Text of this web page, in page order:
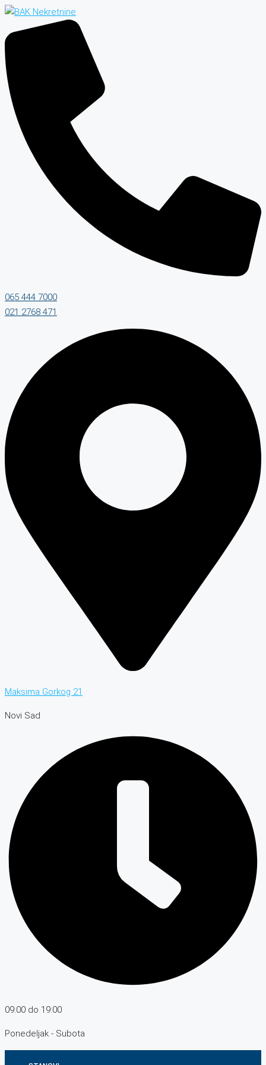
065 444 7000
021 2768 471
Maksima Gorkog 21
Novi Sad
09:00 do 19:00
Ponedeljak - Subota